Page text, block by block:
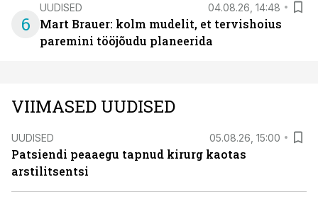
6
UUDISED 04.08.26, 14:48
Mart Brauer: kolm mudelit, et tervishoius
paremini tööjõudu planeerida
VIIMASED UUDISED
UUDISED 05.08.26, 15:00
Patsiendi peaaegu tapnud kirurg kaotas
arstilitsentsi